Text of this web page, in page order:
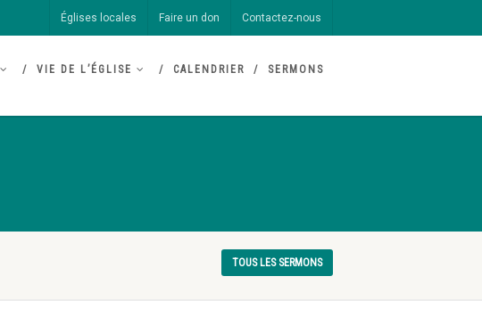
Églises locales Faire un don Contactez-nous
VIE DE L’ÉGLISE CALENDRIER SERMONS
TOUS LES SERMONS